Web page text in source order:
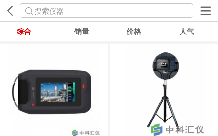
搜索仪器
综合 销量 价格 人气